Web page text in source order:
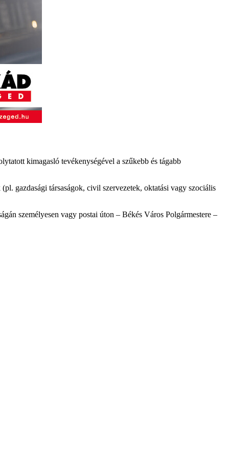
kimagasló tevékenységével a szűkebb és tágabb
gazdasági társaságok, civil szervezetek, oktatási vagy szociális
személyesen vagy postai úton – Békés Város Polgármestere –